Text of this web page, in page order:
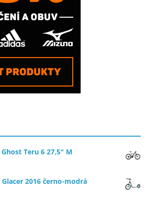
Teru 6 27,5" M
Glacer 2016 černo-modrá